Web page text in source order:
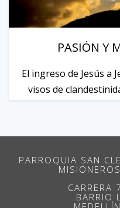
PASIÓN Y
El ingreso de Jesús a
visos de
PARROQUIA SAN
BARRIO